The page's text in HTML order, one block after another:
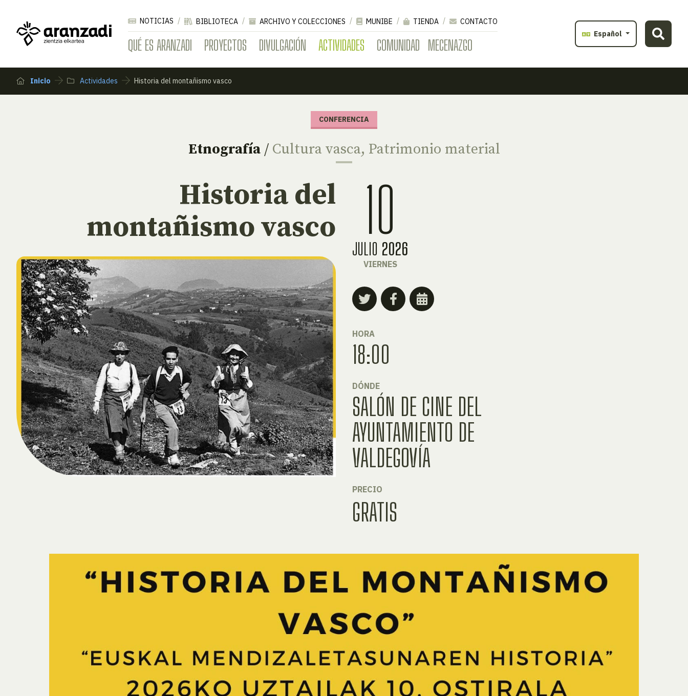
QUÉ ES ARANZADI PROYECTOS DIVULGACIÓN ACTIVIDADES COMUNIDAD MECENAZGO
NOTICIAS BIBLIOTECA ARCHIVO Y COLECCIONES MUNIBE TIENDA
CONTACTO
Español
Inicio Actividades Historia del montañismo vasco
CONFERENCIA
Etnografía/ Cultura vasca, Patrimonio material
Historia del
montañismo vasco
10
JULIO 2026
VIERNES
HORA
18:00
DÓNDE
SALÓN DE CINE DEL
AYUNTAMIENTO DE
VALDEGOVÍA
PRECIO
GRATIS